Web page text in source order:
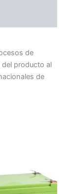
de
del producto al
de